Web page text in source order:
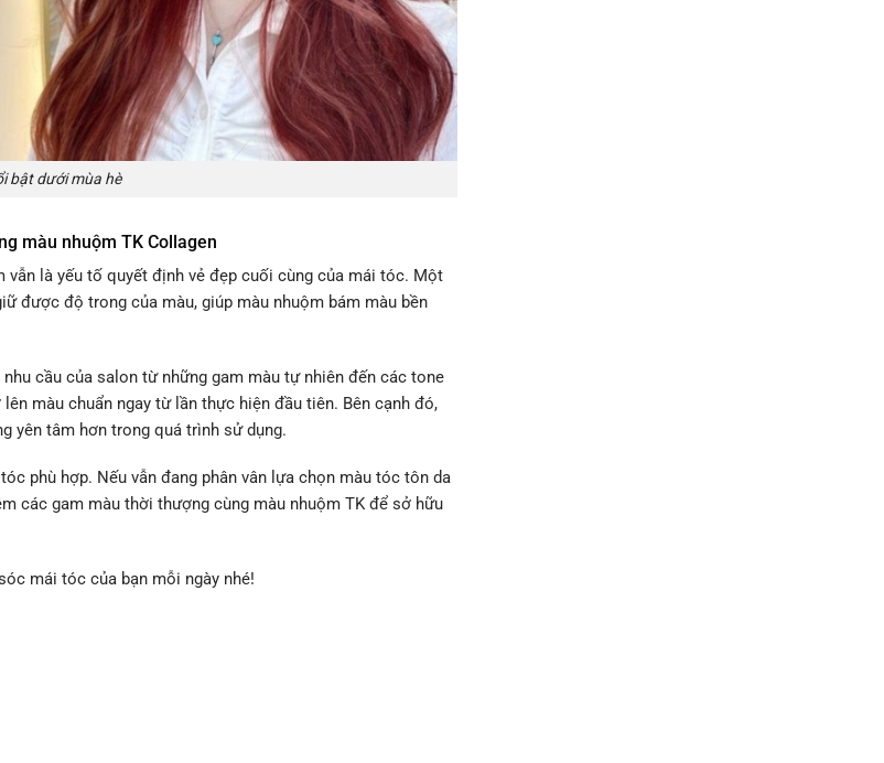
bật dưới mùa hè
màu nhuộm TK Collagen
vẫn là yếu tố quyết định vẻ đẹp cuối cùng của mái tóc. Một
được độ trong của màu, giúp màu nhuộm bám màu bền
cầu của salon từ những gam màu tự nhiên đến các tone
màu chuẩn ngay từ lần thực hiện đầu tiên. Bên cạnh đó,
yên tâm hơn trong quá trình sử dụng.
phù hợp. Nếu vẫn đang phân vân lựa chọn màu tóc tôn da
các gam màu thời thượng cùng màu nhuộm TK để sở hữu
mái tóc của bạn mỗi ngày nhé!